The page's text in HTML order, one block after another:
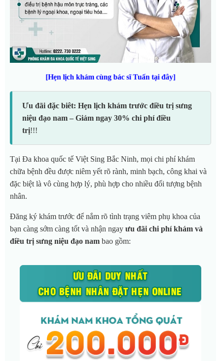
[Hẹn lịch khám cùng bác sĩ Tuấn tại đây]
Ưu đãi đặc biêt: Hẹn lịch khám trước điều trị sưng
niệu đạo nam – Giảm ngay 30% chi phí điều
trị!!!
Tại Đa khoa quốc tế Việt Sing Bắc Ninh, mọi chi phí khám
chữa bệnh đều được niêm yết rõ rành, minh bạch, công khai và
đặc biệt là vô cùng hợp lý, phù hợp cho nhiều đối tượng bệnh
nhân.
Đăng ký khám trước để nắm rõ tình trạng viêm phụ khoa của
bạn càng sớm càng tốt và nhận ngay ưu đãi chi phí khám và
điều trị sưng niệu đạo nam bao gồm: